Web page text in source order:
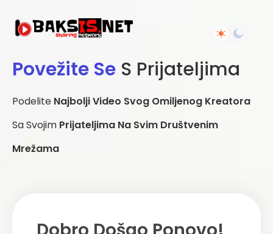
Povežite Se S Prijateljima
Podelite Najbolji Video Svog Omiljenog Kreatora
Sa Svojim Prijateljima Na Svim Društvenim
Mrežama